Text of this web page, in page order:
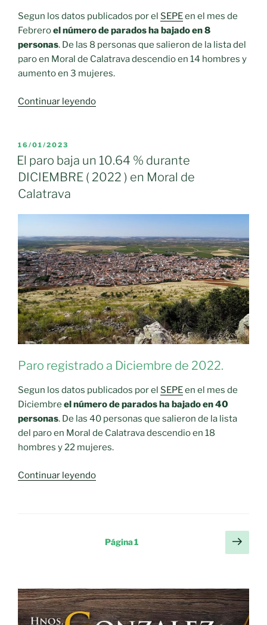
Segun los datos publicados por el SEPEen el mes de
Febreroel número de parados ha bajado en 8
personas. De las 8 personas que salieron de la lista del
paro en Moral de Calatrava descendio en 14 hombres y
aumento en 3 mujeres.
Continuar leyendo«El
2.37
%
durante
(
)
en
Moral
de
Calatrava»
PUBLICADO
EL
16/01/2023
El paro baja un 10.64 % durante
DICIEMBRE ( 2022 ) en Moral de
Calatrava
Paro registrado a Diciembre de 2022.
Segun los datos publicados por el SEPEen el mes de
Diciembre el número de parados ha bajado en 40
personas. De las 40 personas que salieron de la lista
del paro en Moral de Calatrava descendio en 18
hombres y 22 mujeres.
Continuar leyendo«El
un
(
2022
)
Página1